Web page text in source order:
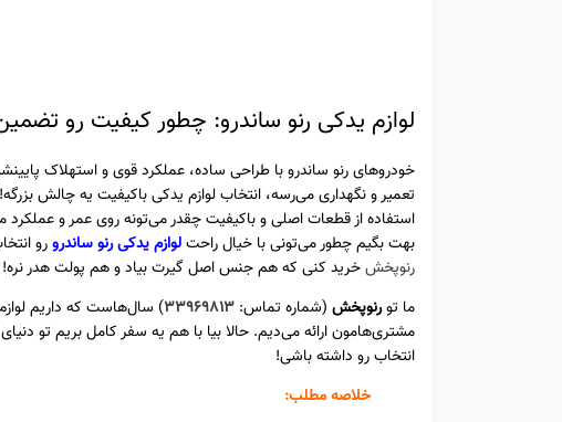
لوازم یدکی رنو ساندرو: چطور کیفیت رو
خودروهای رنو ساندرو با طراحی ساده، عملکرد قوی و استهلاک
تعمیر و نگهداری می‌رسه، انتخاب لوازم یدکی باکیفیت یه چالش
استفاده از قطعات اصلی و باکیفیت چقدر می‌تونه روی عمر و عملکرد
بهت بگیم چطور می‌تونی با خیال راحتلوازم یدکی رنو ساندرورو
رنوپخشخرید کنی که هم جنس اصل گیرت بیاد و هم پولت هدر نره!
ما تورنوپخش (شماره تماس: ۳۳۹۶۹۸۱۳) سال‌هاست که داریم
مشتری‌هامون ارائه می‌دیم. حالا بیا با هم یه سفر کامل بریم تو
انتخاب رو داشته باشی!
خلاصه مطلب: